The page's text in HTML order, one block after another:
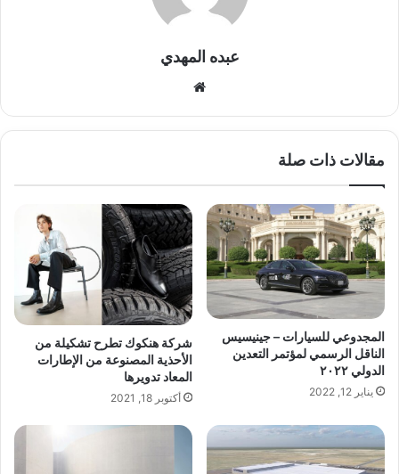
عبده المهدي
الوي
مقالات ذات صلة
المجدوعي للسيارات – جينيسيس
الناقل الرسمي لمؤتمر التعدين
الدولي ٢٠٢٢
يناير 12, 2022
شركة هنكوك تطرح تشكيلة من
الأحذية المصنوعة من الإطارات
المعاد تدويرها
أكتوبر 18, 2021